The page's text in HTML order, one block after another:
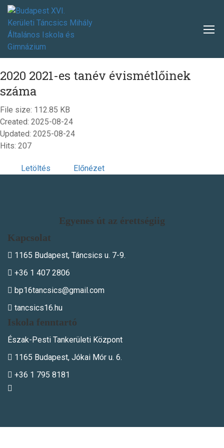
2020 2021-es tanév évismétlőinek
száma
File size: 112.85 KB
Created: 2025-08-24
Updated: 2025-08-24
Hits: 207
Letöltés Előnézet
Egyenes út az érettségiig
Kapcsolat
1165 Budapest, Táncsics u. 7-9.
+36 1 407 2806
bp16tancsics@gmail.com
tancsics16.hu
Iskola fenntartó
Észak-Pesti Tankerületi Központ
1165 Budapest, Jókai Mór u. 6.
+36 1 795 8181